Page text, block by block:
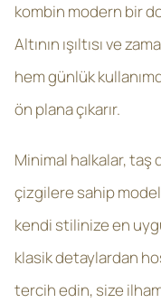
kombin modern bir
Altının ışıltısı ve
hem günlük
ön plana çıkarır.
Minimal halkalar, taş
çizgilere sahip
kendi stilinize en
klasik detaylardan
tercih edin, size